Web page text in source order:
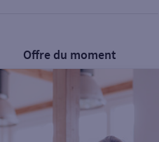
Offre du moment